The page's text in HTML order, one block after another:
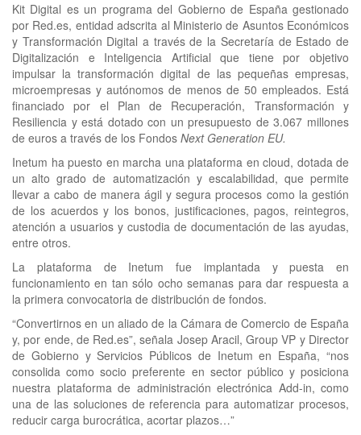
Kit Digital es un programa del Gobierno de España gestionado
por Red.es, entidad adscrita al Ministerio de Asuntos Económicos
y Transformación Digital a través de la Secretaría de Estado de
Digitalización e Inteligencia Artificial que tiene por objetivo
impulsar la transformación digital de las pequeñas empresas,
microempresas y autónomos de menos de 50 empleados. Está
financiado por el Plan de Recuperación, Transformación y
Resiliencia y está dotado con un presupuesto de 3.067 millones
de euros a través de los Fondos Next Generation EU.
Inetum ha puesto en marcha una plataforma en cloud, dotada de
un alto grado de automatización y escalabilidad, que permite
llevar a cabo de manera ágil y segura procesos como la gestión
de los acuerdos y los bonos, justificaciones, pagos, reintegros,
atención a usuarios y custodia de documentación de las ayudas,
entre otros.
La plataforma de Inetum fue implantada y puesta en
funcionamiento en tan sólo ocho semanas para dar respuesta a
la primera convocatoria de distribución de fondos.
“Convertirnos en un aliado de la Cámara de Comercio de España
y, por ende, de Red.es”, señala Josep Aracil, Group VP y Director
de Gobierno y Servicios Públicos de Inetum en España, “nos
consolida como socio preferente en sector público y posiciona
nuestra plataforma de administración electrónica Add-in, como
una de las soluciones de referencia para automatizar procesos,
reducir carga burocrática, acortar plazos…”